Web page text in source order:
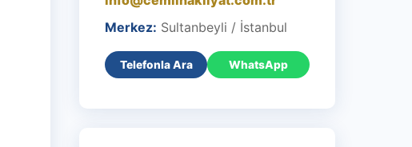
Merkez: Sultanbeyli / İstanbul
Telefonla Ara WhatsApp